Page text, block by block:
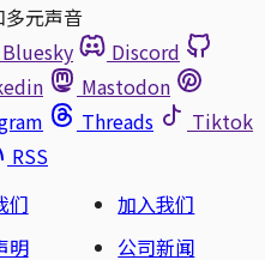
元声音
Bluesky
Discord
Mastodon
Threads
Tiktok
RSS
们
加入我们
明
公司新闻